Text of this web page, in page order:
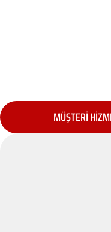
MÜŞTERİ